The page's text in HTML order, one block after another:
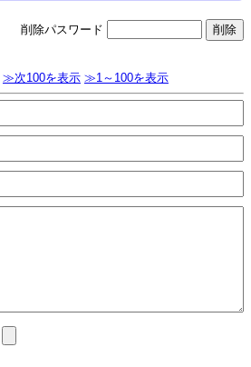
削除パスワード
≫次100を表示 ≫1～100を表示